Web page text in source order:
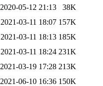
2020-05-12 21:13
38K
2021-03-11 18:07 157K
2021-03-11 18:13 185K
2021-03-11 18:24 231K
2021-03-19 17:28 213K
2021-06-10 16:36 150K